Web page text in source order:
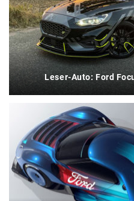
Leser-Auto: Ford